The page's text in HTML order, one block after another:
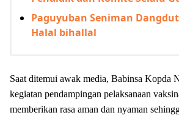
Paguyuban Seniman
Halal bihallal
Saat ditemui awak media, Babinsa Kopda
kegiatan pendampingan pelaksanaan
memberikan rasa aman dan nyaman